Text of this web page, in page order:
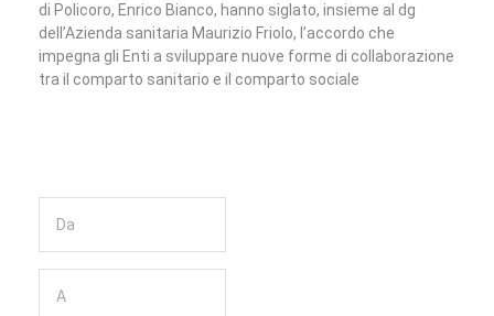
di Policoro, Enrico Bianco, hanno siglato, insieme al dg
dell’Azienda sanitaria Maurizio Friolo, l’accordo che
impegna gli Enti a sviluppare nuove forme di collaborazione
tra il comparto sanitario e il comparto sociale